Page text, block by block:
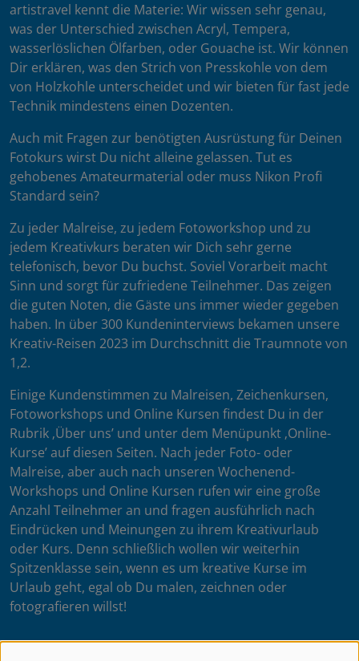
artistravel kennt die Materie: Wir wissen sehr genau,
was der Unterschied zwischen Acryl, Tempera,
wasserlöslichen Ölfarben, oder Gouache ist. Wir können
Dir erklären, was den Strich von Presskohle von dem
von Holzkohle unterscheidet und wir bieten für fast jede
Technik mindestens einen Dozenten.
Auch mit Fragen zur benötigten Ausrüstung für Deinen
Fotokurs wirst Du nicht alleine gelassen. Tut es
gehobenes Amateurmaterial oder muss Nikon Profi
Standard sein?
Zu jeder Malreise, zu jedem Fotoworkshop und zu
jedem Kreativkurs beraten wir Dich sehr gerne
telefonisch, bevor Du buchst. Soviel Vorarbeit macht
Sinn und sorgt für zufriedene Teilnehmer. Das zeigen
die guten Noten, die Gäste uns immer wieder gegeben
haben. In über 300 Kundeninterviews bekamen unsere
Kreativ-Reisen 2023 im Durchschnitt die Traumnote von
1,2.
Einige Kundenstimmen zu Malreisen, Zeichenkursen,
Fotoworkshops und Online Kursen findest Du in der
Rubrik ‚Über uns’ und unter dem Menüpunkt ‚Online-
Kurse’ auf diesen Seiten. Nach jeder Foto- oder
Malreise, aber auch nach unseren Wochenend-
Workshops und Online Kursen rufen wir eine große
Anzahl Teilnehmer an und fragen ausführlich nach
Eindrücken und Meinungen zu ihrem Kreativurlaub
oder Kurs. Denn schließlich wollen wir weiterhin
Spitzenklasse sein, wenn es um kreative Kurse im
Urlaub geht, egal ob Du malen, zeichnen oder
fotografieren willst!